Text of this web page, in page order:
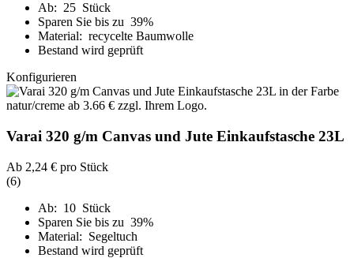
Ab: 25 Stück
Sparen Sie bis zu 39%
Material: recycelte Baumwolle
Bestand wird geprüft
Konfigurieren
Varai 320 g/m Canvas und Jute Einkaufstasche 23L
Ab 2,24 € pro Stück
(6)
Ab: 10 Stück
Sparen Sie bis zu 39%
Material: Segeltuch
Bestand wird geprüft